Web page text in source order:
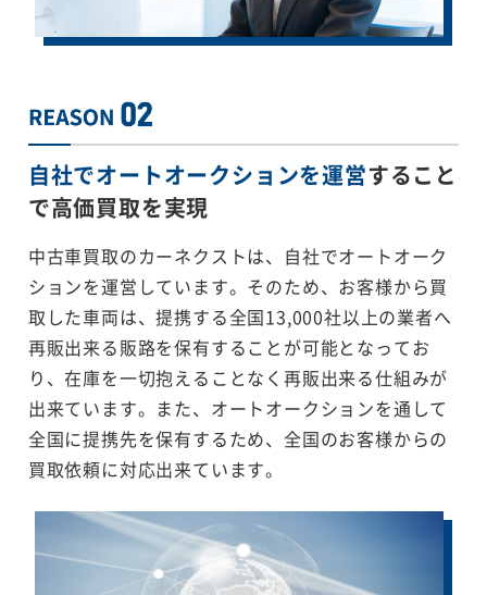
自社でオートオークションを運営すること
で高価買取を実現
中古車買取のカーネクストは、自社でオートオーク
ションを運営しています。そのため、お客様から買
取した車両は、提携する全国13,000社以上の業者へ
再販出来る販路を保有することが可能となってお
り、在庫を一切抱えることなく再販出来る仕組みが
出来ています。また、オートオークションを通して
全国に提携先を保有するため、全国のお客様からの
買取依頼に対応出来ています。